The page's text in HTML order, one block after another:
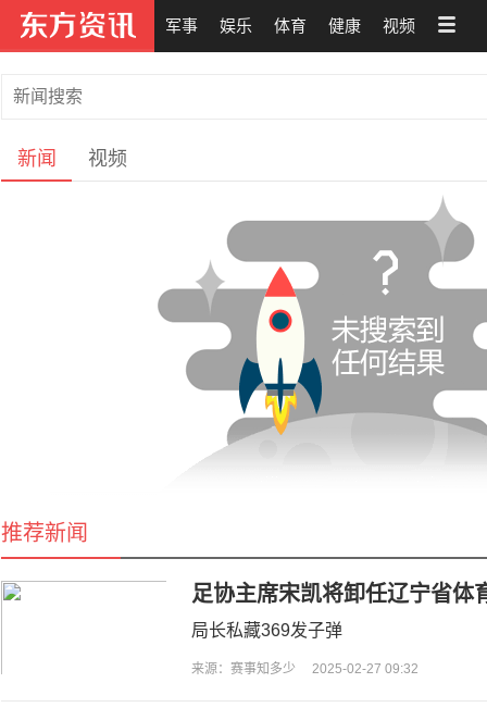
军事 娱乐 体育 健康 视频
新闻 视频
推荐新闻
足协主席宋凯将卸任辽宁省体
局长私藏369发子弹
来源：赛事知多少 2025-02-27 09:32